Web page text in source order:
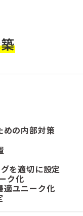
めの内部対策
を適切に設定
ク化
ユニーク化